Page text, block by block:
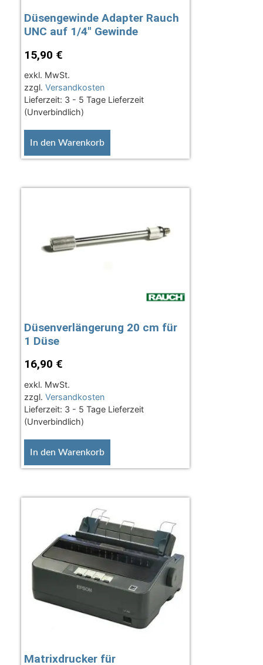
Düsengewinde Adapter Rauch
UNC auf 1/4″ Gewinde
15,90 €
exkl. MwSt.
zzgl. Versandkosten
Lieferzeit: 3 - 5 Tage Lieferzeit
(Unverbindlich)
In den Warenkorb
Düsenverlängerung 20 cm für
1 Düse
16,90 €
exkl. MwSt.
zzgl. Versandkosten
Lieferzeit: 3 - 5 Tage Lieferzeit
(Unverbindlich)
In den Warenkorb
Matrixdrucker für